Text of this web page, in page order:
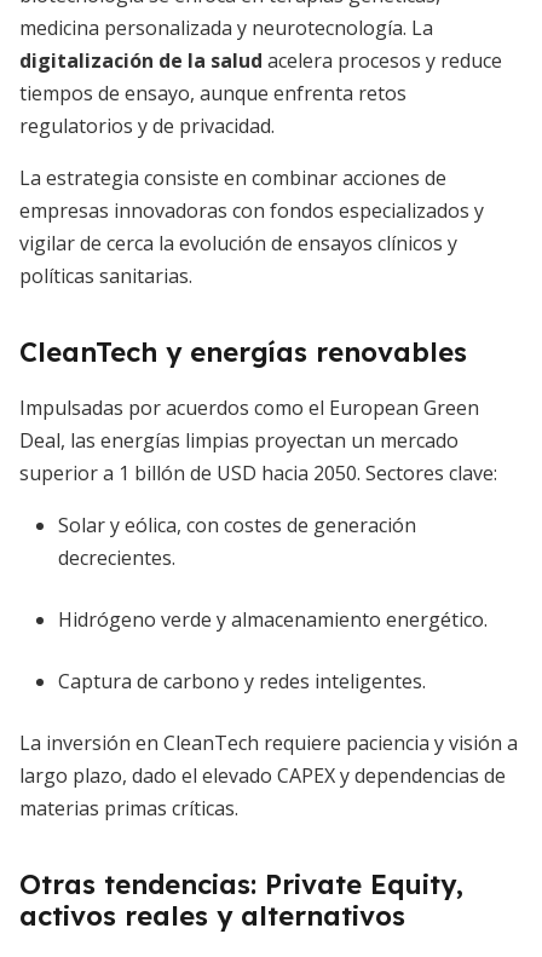
medicina personalizada y neurotecnología. La
digitalización de la salud acelera procesos y reduce
tiempos de ensayo, aunque enfrenta retos
regulatorios y de privacidad.
La estrategia consiste en combinar acciones de
empresas innovadoras con fondos especializados y
vigilar de cerca la evolución de ensayos clínicos y
políticas sanitarias.
CleanTech y energías renovables
Impulsadas por acuerdos como el European Green
Deal, las energías limpias proyectan un mercado
superior a 1 billón de USD hacia 2050. Sectores clave:
Solar y eólica, con costes de generación
decrecientes.
Hidrógeno verde y almacenamiento energético.
Captura de carbono y redes inteligentes.
La inversión en CleanTech requiere paciencia y visión a
largo plazo, dado el elevado CAPEX y dependencias de
materias primas críticas.
Otras tendencias: Private Equity,
activos reales y alternativos